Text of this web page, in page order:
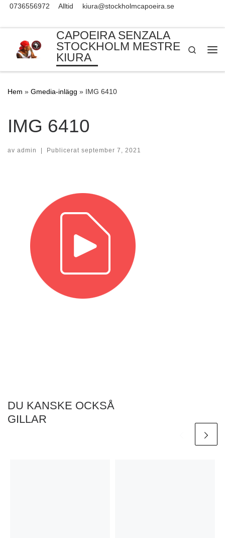
0736556972 Alltid kiura@stockholmcapoeira.se
CAPOEIRA SENZALA
STOCKHOLM MESTRE
KIURA
Search
Hem » Gmedia-inlägg » IMG 6410
IMG 6410
av admin | Publicerat september 7, 2021
DU KANSKE OCKSÅ
GILLAR